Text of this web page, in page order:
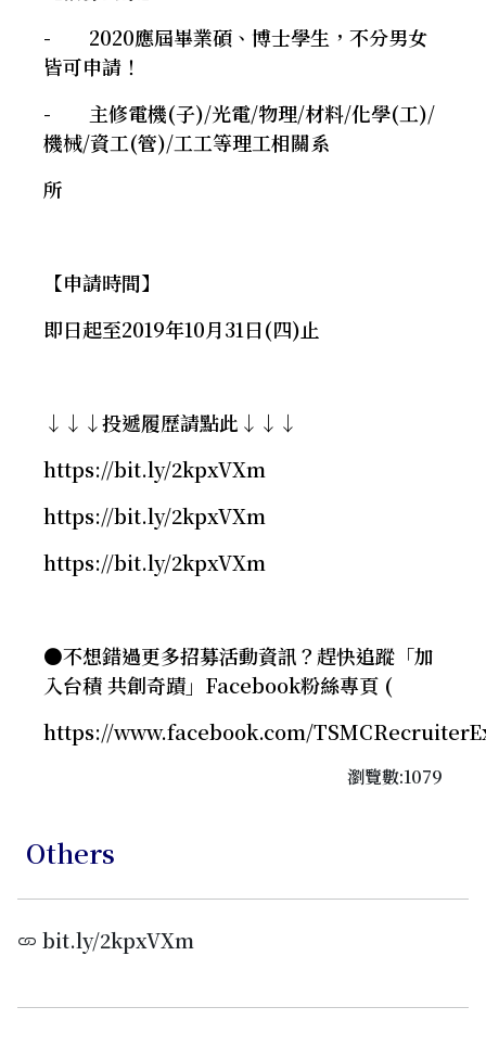
- 2020應屆畢業碩、博士學生，不分男女
皆可申請！
- 主修電機(子)/光電/物理/材料/化學(工)/
機械/資工(管)/工工等理工相關系
所
【申請時間】
即日起至2019年10月31日(四)止
↓↓↓投遞履歷請點此↓↓↓
https://bit.ly/2kpxVXm
https://bit.ly/2kpxVXm
https://bit.ly/2kpxVXm
●不想錯過更多招募活動資訊？趕快追蹤「加
入台積 共創奇蹟」Facebook粉絲專頁 (
https://www.facebook.com/
瀏覽數:1079
Others
bit.ly/2kpxVXm